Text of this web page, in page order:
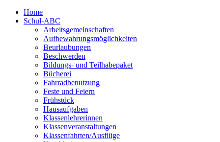
Home
Schul-ABC
Arbeitsgemeinschaften
Aufbewahrungsmöglichkeiten
Beurlaubungen
Beschwerden
Bildungs- und Teilhabepaket
Bücherei
Fahrradbenutzung
Feste und Feiern
Frühstück
Hausaufgaben
Klassenlehrerinnen
Klassenveranstaltungen
Klassenfahrten/Ausflüge